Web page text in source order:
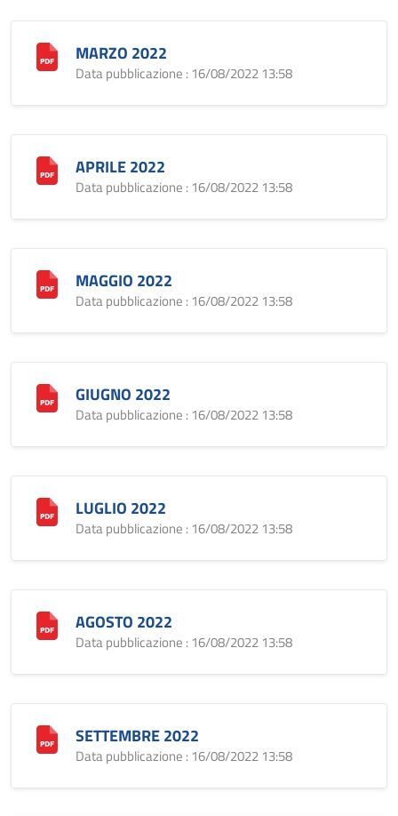
MARZO 2022
Data pubblicazione : 16/08/2022 13:58
APRILE 2022
Data pubblicazione : 16/08/2022 13:58
MAGGIO 2022
Data pubblicazione : 16/08/2022 13:58
GIUGNO 2022
Data pubblicazione : 16/08/2022 13:58
LUGLIO 2022
Data pubblicazione : 16/08/2022 13:58
AGOSTO 2022
Data pubblicazione : 16/08/2022 13:58
SETTEMBRE 2022
Data pubblicazione : 16/08/2022 13:58